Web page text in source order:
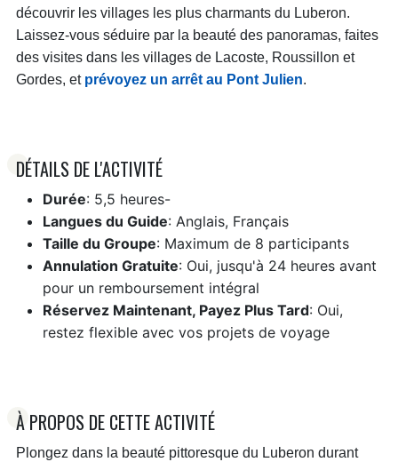
découvrir les villages les plus charmants du Luberon.
Laissez-vous séduire par la beauté des panoramas, faites
des visites dans les villages de Lacoste, Roussillon et
Gordes, et prévoyez un arrêt au Pont Julien.
DÉTAILS DE L'ACTIVITÉ
Durée: 5,5 heures-
Langues du Guide: Anglais, Français
Taille du Groupe: Maximum de 8 participants
Annulation Gratuite: Oui, jusqu'à 24 heures avant
pour un remboursement intégral
Réservez Maintenant, Payez Plus Tard: Oui,
restez flexible avec vos projets de voyage
À PROPOS DE CETTE ACTIVITÉ
Plongez dans la beauté pittoresque du Luberon durant